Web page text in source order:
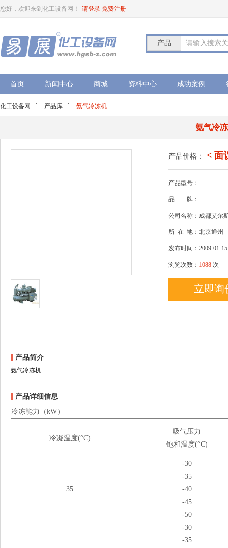
您好，欢迎来到化工设备网！ 请登录 免费注册
产品 请输入搜索
首页 新闻中心 商城 资料中心 成功案例
化工设备网 产品库 氨气冷冻机
氨气冷
产品价格： < 面
产品型号：
品 牌：
公司名称：成都艾尔
所 在 地：北京通州
发布时间：2009-01-15
浏览次数： 1088 次
立即询
产品简介
氨气冷冻机
产品详细信息
冷冻能力（kW）
冷凝温度(°C)
吸气压力
饱和温度(°C)
35
-30
-35
-40
-45
-50
-30
-35